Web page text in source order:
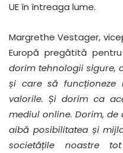
UE în întreaga lume.
Margrethe Vestager,
Europă pregătită
dorim tehnologii sigure,
și care să funcționeze
valorile. Și dorim ca
mediul online. Dorim,
aibă posibilitatea și
societățile noastre